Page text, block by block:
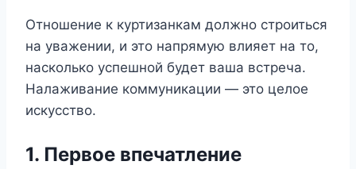
Отношение к куртизанкам должно строиться
на уважении, и это напрямую влияет на то,
насколько успешной будет ваша встреча.
Налаживание коммуникации — это целое
искусство.
1. Первое впечатление